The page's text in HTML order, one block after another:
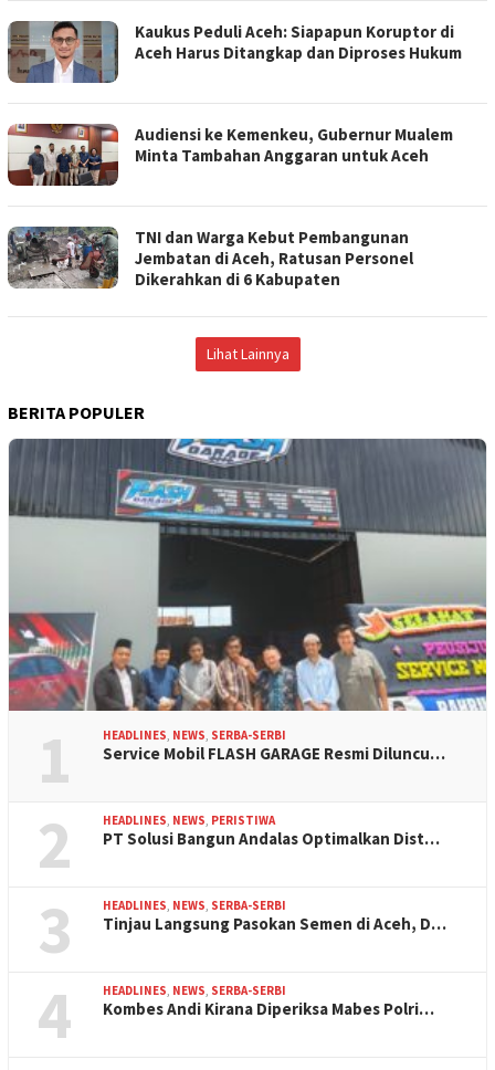
Kaukus Peduli Aceh: Siapapun Koruptor di
Aceh Harus Ditangkap dan Diproses Hukum
Audiensi ke Kemenkeu, Gubernur Mualem
Minta Tambahan Anggaran untuk Aceh
TNI dan Warga Kebut Pembangunan
Jembatan di Aceh, Ratusan Personel
Dikerahkan di 6 Kabupaten
Lihat Lainnya
BERITA POPULER
1 HEADLINES, NEWS, SERBA-SERBI
Service Mobil FLASH GARAGE Resmi Diluncu…
2 HEADLINES, NEWS, PERISTIWA
PT Solusi Bangun Andalas Optimalkan Dist…
3 HEADLINES, NEWS, SERBA-SERBI
Tinjau Langsung Pasokan Semen di Aceh, D…
4 HEADLINES, NEWS, SERBA-SERBI
Kombes Andi Kirana Diperiksa Mabes Polri…